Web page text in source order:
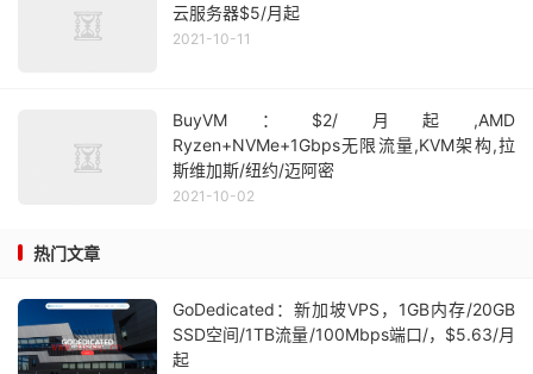
云服务器$5/月起
2021-10-11
BuyVM：$2/月起,AMD
Ryzen+NVMe+1Gbps无限流量,KVM架构,拉
斯维加斯/纽约/迈阿密
2021-10-02
热门文章
GoDedicated：新加坡VPS，1GB内存/20GB
SSD空间/1TB流量/100Mbps端口/，$5.63/月
起